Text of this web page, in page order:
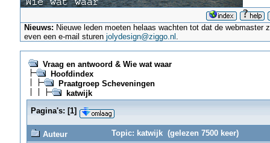
Nieuws: Nieuwe leden moeten helaas wachten tot dat de
even een e-mail sturenjolydesign@ziggo.nl .
Vraag en antwoord & Wie wat waar
Hoofdindex
Praatgroep Scheveningen
katwijk
Pagina's: [1]
Auteur
Topic: katwijk (gelezen 7500 keer)